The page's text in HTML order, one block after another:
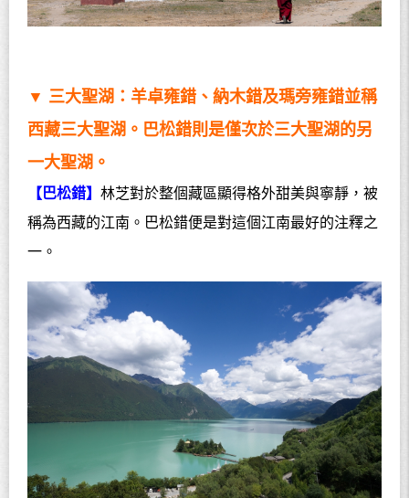
▼ 三大聖湖：羊卓雍錯、納木錯及瑪旁雍錯並稱
西藏三大聖湖。巴松錯則是僅次於三大聖湖的另
一大聖湖。
【巴松錯】 林芝對於整個藏區顯得格外甜美與寧靜，被
稱為西藏的江南。巴松錯便是對這個江南最好的注釋之
一。